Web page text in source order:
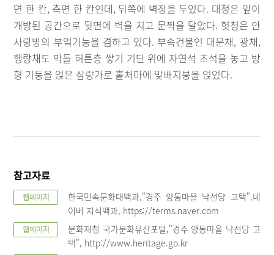
면 한 칸, 측면 한 칸인데, 뒤쪽에 벽장을 두었다. 대청은 앞이
개방된 공간으로 뒷면에 벽을 치고 문짝을 달았다. 헛청은 안
사랑방의 부엌기능을 겸하고 있다. 부속건물인 대문채, 광채,
행랑채도 막돌 허튼층 쌓기 기단 위에 자연석 초석을 놓고 방
형 기둥을 얹은 삼량가로 홑처마에 맞배지붕을 얹었다.
참고자료
웹페이지
한국민속문화대백과,"경주 양동마을 낙선당 고택",네
이버 지식백과, https://terms.naver.com
웹페이지
문화재청 국가문화유산포털,"경주 양동마을 낙선당 고
택", http://www.heritage.go.kr